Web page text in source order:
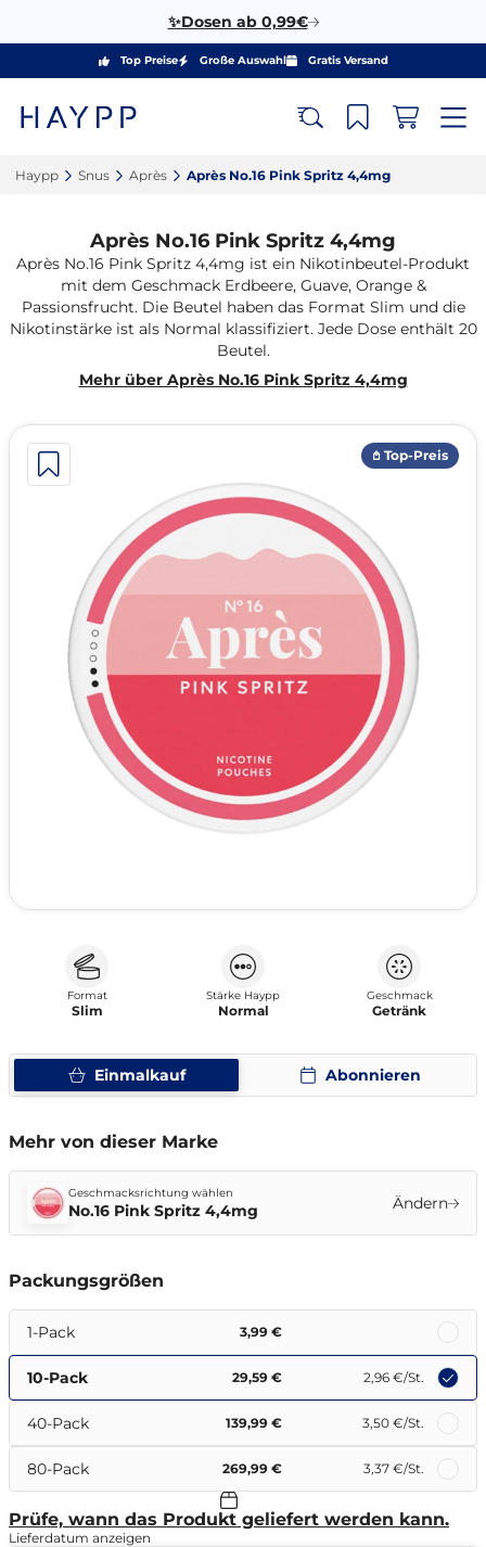
✨Dosen ab 0,99€
Top Preise Große Auswahl Gratis Versand
Haypp‎ Snus‎ Après‎ Après No.16 Pink Spritz 4,4mg‎
𖤘 Top-Preis
Après No.16 Pink Spritz 4,4mg
Après No.16 Pink Spritz 4,4mg ist ein Nikotinbeutel-Produkt
mit dem Geschmack Erdbeere, Guave, Orange &
Passionsfrucht. Die Beutel haben das Format Slim und die
Nikotinstärke ist als Normal klassifiziert. Jede Dose enthält 20
Beutel.
Mehr über Après No.16 Pink Spritz 4,4mg
Einmalkauf Abonnieren
Format
Slim
Stärke Haypp
Normal
Geschmack
Getränk
Mehr von dieser Marke
Geschmacksrichtung wählen
No.16 Pink Spritz 4,4mg Ändern
Packungsgrößen
1-Pack 3,99 €
10-Pack 29,59 € 2,96 €/St.
40-Pack 139,99 € 3,50 €/St.
80-Pack 269,99 € 3,37 €/St.
Prüfe, wann das Produkt geliefert werden kann.
Lieferdatum anzeigen